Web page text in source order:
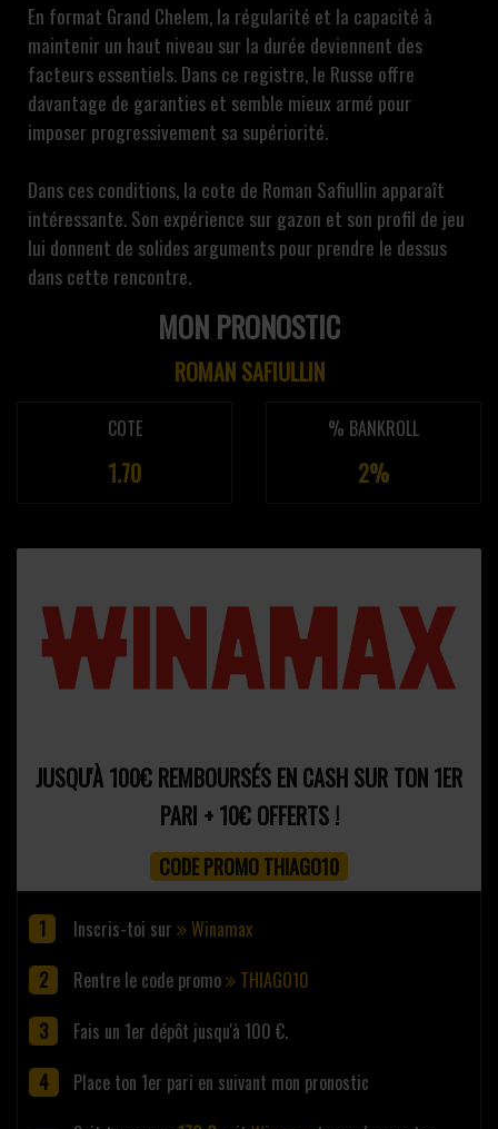
En format Grand Chelem, la régularité et la capacité à
maintenir un haut niveau sur la durée deviennent des
facteurs essentiels. Dans ce registre, le Russe offre
davantage de garanties et semble mieux armé pour
imposer progressivement sa supériorité.
Dans ces conditions, la cote de Roman Safiullin apparaît
intéressante. Son expérience sur gazon et son profil de jeu
lui donnent de solides arguments pour prendre le dessus
dans cette rencontre.
MON PRONOSTIC
ROMAN SAFIULLIN
COTE
1.70
% BANKROLL
2%
JUSQU'À 100€ REMBOURSÉS EN CASH SUR TON 1ER
PARI + 10€ OFFERTS !
CODE PROMO THIAGO10
Inscris-toi sur
Winamax
Rentre le code promo
THIAGO10
Fais un 1er dépôt jusqu'à 100 €.
Place ton 1er pari en suivant mon pronostic